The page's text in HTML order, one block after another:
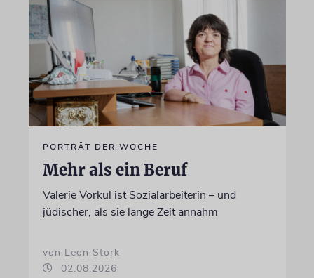
PORTRÄT DER WOCHE
Mehr als ein Beruf
Valerie Vorkul ist Sozialarbeiterin – und
jüdischer, als sie lange Zeit annahm
von Leon Stork
02.08.2026